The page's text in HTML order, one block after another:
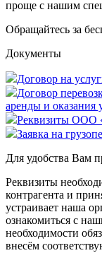
проще с нашим
Обращайтесь за
Документы
Договор на
Договор
аренды и оказания
Реквизиты ООО
Заявка на
Для удобства Вам
Реквизиты
контрагента и
устраивает наша
ознакомиться с
необходимости
внесём